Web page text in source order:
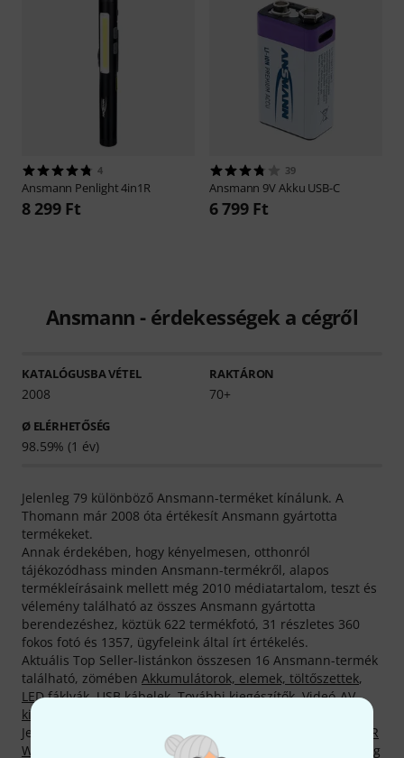
4
Ansmann Penlight 4in1R
8 299 Ft
39
Ansmann 9V Akku USB-C
6 799 Ft
Ansmann - érdekességek a cégről
KATALÓGUSBA VÉTEL
2008
RAKTÁRON
70+
Ø ELÉRHETŐSÉG
98.59% (1 év)
Jelenleg 79 különböző Ansmann-terméket kínálunk. A
Thomann már 2008 óta értékesít Ansmann gyártotta
termékeket.
Annak érdekében, hogy kényelmesen, otthonról
tájékozódhass minden Ansmann-termékről, alapos
termékleírásaink mellett még 2010 médiatartalom, teszt és
vélemény található az összes Ansmann gyártotta
berendezéshez, köztük 622 termékfotó, 31 részletes 360
fokos fotó és 1357, ügyfeleink által írt értékelés.
Aktuális Top Seller-listánkon összesen 16 Ansmann-termék
található, zömében Akkumulátorok, elemek, töltőszettek,
LED fáklyák,USB kábelek,További kiegészítők,Videó-AV-
kiegészítők
Jelenleg legkeresettebb termékünk neve
Ansmann FL2500R
Work Spotlight
. Az abszolút bajnok Ansmann -termék pedig